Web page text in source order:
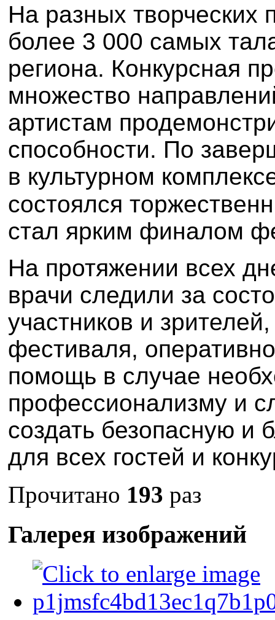
На разных творческих
более 3 000 самых
региона. Конкурсная
множество
артистам
способности. По
в культурном
состоялся
стал ярким финалом
На протяжении всех
врачи следили за
участников и
фестиваля,
помощь в случае
профессионализму и
создать безопасную и
для всех гостей и
Прочитано 193 раз
Галерея изображений